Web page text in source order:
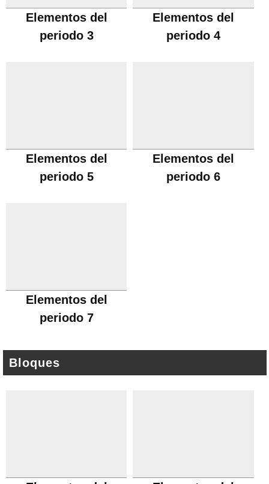
Elementos del
periodo 3
Elementos del
periodo 4
Elementos del
periodo 5
Elementos del
periodo 6
Elementos del
periodo 7
Bloques